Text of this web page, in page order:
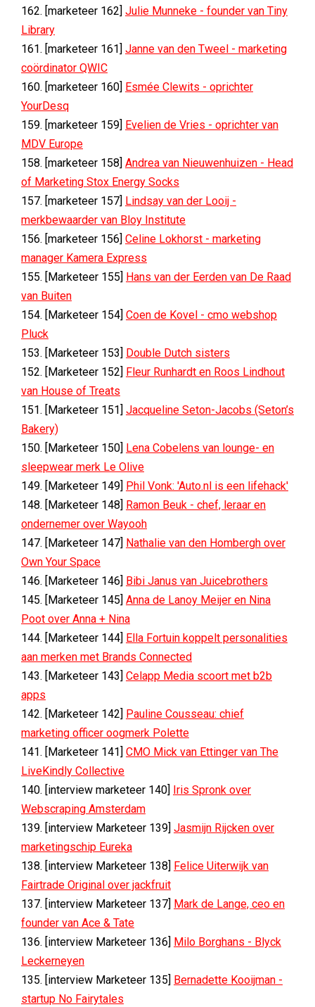
162. [marketeer 162] Julie Munneke - founder van Tiny
Library
161. [marketeer 161] Janne van den Tweel - marketing
coördinator QWIC
160. [marketeer 160] Esmée Clewits - oprichter
YourDesq
159. [marketeer 159] Evelien de Vries - oprichter van
MDV Europe
158. [marketeer 158] Andrea van Nieuwenhuizen - Head
of Marketing Stox Energy Socks
157. [marketeer 157] Lindsay van der Looij -
merkbewaarder van Bloy Institute
156. [marketeer 156] Celine Lokhorst - marketing
manager Kamera Express
155. [Marketeer 155]
Hans van der Eerden van De Raad
van Buiten
154. [Marketeer 154] Coen de Kovel - cmo webshop
Pluck
153. [Marketeer 153]
Double Dutch sisters
152. [Marketeer 152]
Fleur Runhardt en Roos Lindhout
van House of Treats
151. [Marketeer 151] Jacqueline Seton-Jacobs (Seton’s
Bakery)
150. [Marketeer 150] Lena Cobelens van lounge- en
sleepwear merk Le Olive
149. [Marketeer 149] Phil Vonk: 'Auto.nl is een lifehack'
148. [Marketeer 148]
Ramon Beuk - chef, leraar en
ondernemer over Wayooh
147. [Marketeer 147] Nathalie van den Hombergh over
Own Your Space
146. [Marketeer 146]
Bibi Janus van Juicebrothers
145. [Marketeer 145] Anna de Lanoy Meijer en Nina
Poot over Anna + Nina
144. [Marketeer 144] Ella Fortuin koppelt personalities
aan merken met Brands Connected
143. [Marketeer 143] Celapp Media scoort met b2b
apps
142. [Marketeer 142]
Pauline Cousseau: chief
marketing officer oogmerk Polette
141. [Marketeer 141] CMO Mick van Ettinger van The
LiveKindly Collective
140. [interview marketeer 140]
Iris Spronk over
Webscraping Amsterdam
139. [interview Marketeer 139] Jasmijn Rijcken over
marketingschip Eureka
138. [interview Marketeer 138]
Felice Uiterwijk van
Fairtrade Original over jackfruit
137. [interview Marketeer 137] Mark de Lange, ceo en
founder van Ace & Tate
136. [interview Marketeer 136]
Milo Borghans - Blyck
Leckerneyen
135. [interview Marketeer 135]
Bernadette Kooijman -
startup No Fairytales